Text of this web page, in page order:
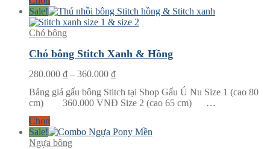
680.000 ₫
Sale!
Chó bông
Chó bông Stitch Xanh & Hồng
280.000 ₫ – 360.000 ₫Khoảng
từ
280.000 ₫
360.000 ₫
Bảng giá gấu bông Stitch tại Shop Gấu Ú Nu Size 1 (cao 80
cm) 360.000 VNĐ Size 2 (cao 65 cm) …
Chọn
Sale!
Ngựa bông